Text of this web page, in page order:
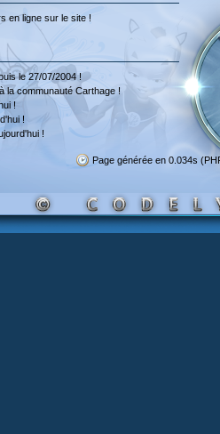
en ligne sur le site !
le 27/07/2004 !
la communauté Carthage !
!
!
!
Page générée en 0.034s